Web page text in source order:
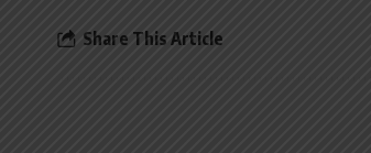
Share This Article